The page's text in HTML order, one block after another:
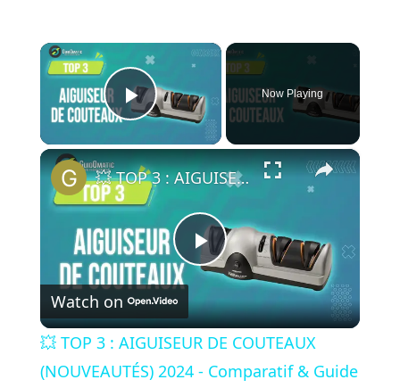
×
Play Video
Now Playing
×
P
l
a
💥 TOP 3 : AIGUISEUR DE COUTEAUX (NOUVEAUTÉS) 2024 - Comparatif & Guide d'achat!
Watch on
💥 TOP 3 : AIGUISEUR DE COUTEAUX
(NOUVEAUTÉS) 2024 - Comparatif & Guide